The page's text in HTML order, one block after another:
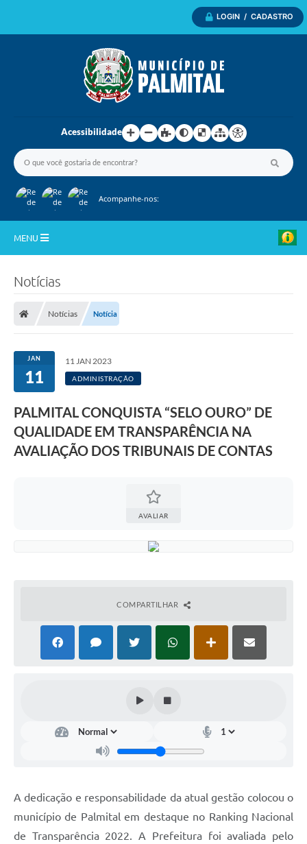
LOGIN / CADASTRO
Acessibilidade
Acompanhe-nos:
MENU
Departamentos
Câmara Municipal
Notícias
Notícias Notícia
JAN
11
11 JAN 2023
ADMINISTRAÇÃO
PALMITAL CONQUISTA “SELO OURO” DE
QUALIDADE EM TRANSPARÊNCIA NA
AVALIAÇÃO DOS TRIBUNAIS DE CONTAS
AVALIAR
COMPARTILHAR
A dedicação e responsabilidade da atual gestão colocou o
município de Palmital em destaque no Ranking Nacional
de Transparência 2022. A Prefeitura foi avaliada pelo